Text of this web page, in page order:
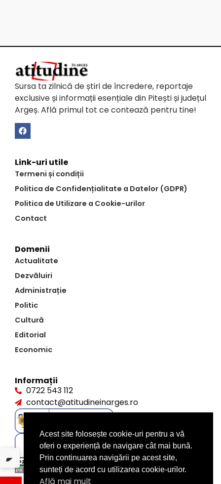
Sursa ta zilnică de știri de încredere, reportaje
exclusive și informații esențiale din Pitești și județul
Argeș. Află primul tot ce contează pentru tine!
Link-uri utile
Termeni și condiții
Politica de Confidențialitate a Datelor (GDPR)
Politica de Utilizare a Cookie-urilor
Contact
Domenii
Actualitate
Dezvăluiri
Administrație
Politic
Cultură
Editorial
Economic
Informații
0722 543 112
contact@atitudineinarges.ro
Acest site folosește cookie-uri pentru a vă
oferi o experiență de navigare cât mai bună.
Prin continuarea navigării pe acest site,
sunteți de acord cu utilizarea cookie-urilor.
Află mai mult